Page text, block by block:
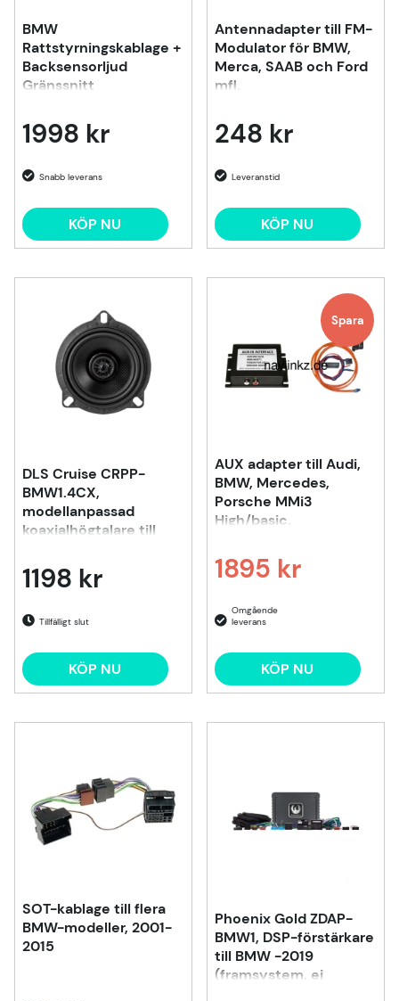
BMW
Rattstyrningskablage +
Backsensorljud
Gränssnitt
1998 kr
KÖP NU
Antennadapter till FM-
Modulator för BMW,
Merca, SAAB och Ford
mfl.
248 kr
KÖP NU
DLS Cruise CRPP-
BMW1.4CX,
modellanpassad
koaxialhögtalare till
1198 kr
Tillfälligt slut
KÖP NU
Spara
AUX adapter till Audi,
BMW, Mercedes,
Porsche MMi3
High/basic,
1895 kr
Ordinarie pris:
KÖP NU
SOT-kablage till flera
BMW-modeller, 2001-
2015
Phoenix Gold ZDAP-
BMW1, DSP-förstärkare
till BMW -2019
(framsystem, ej